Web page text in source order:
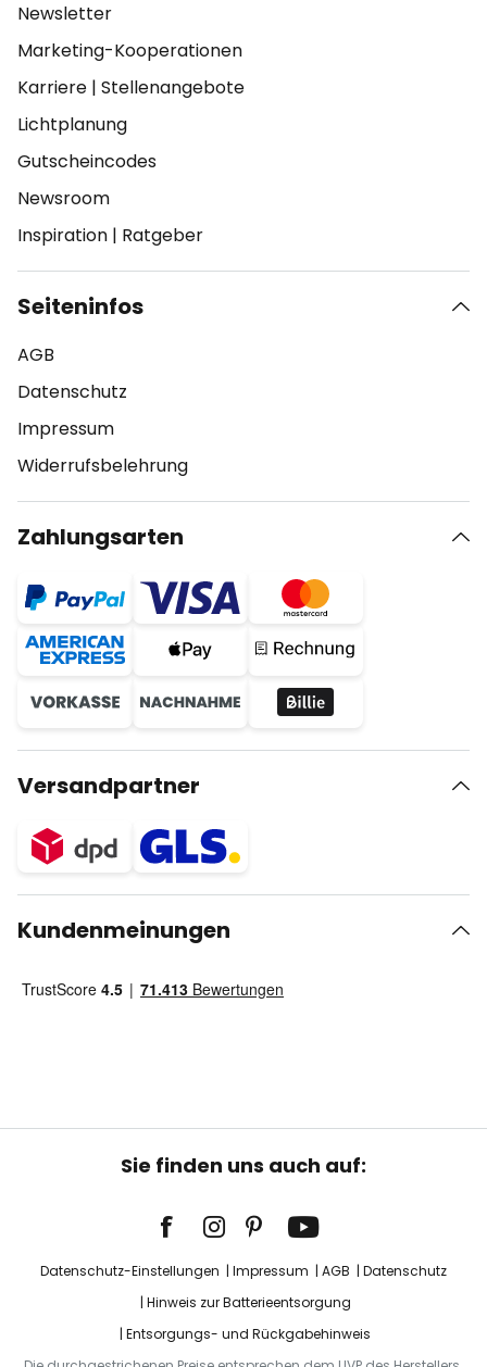
Newsletter
Marketing-Kooperationen
Karriere | Stellenangebote
Lichtplanung
Gutscheincodes
Newsroom
Inspiration | Ratgeber
Seiteninfos
AGB
Datenschutz
Impressum
Widerrufsbelehrung
Zahlungsarten
Versandpartner
Kundenmeinungen
Sie finden uns auch auf:
Datenschutz-Einstellungen Impressum AGB
Datenschutz
Hinweis zur Batterieentsorgung
Entsorgungs- und Rückgabehinweis